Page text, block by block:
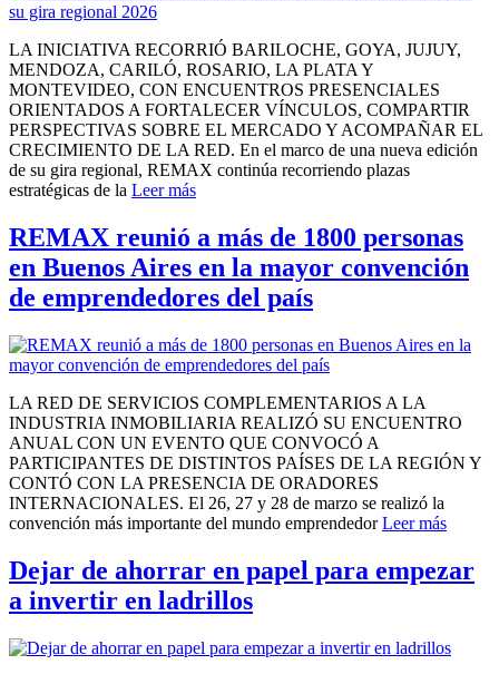
LA INICIATIVA RECORRIÓ BARILOCHE, GOYA, JUJUY,
MENDOZA, CARILÓ, ROSARIO, LA PLATA Y
MONTEVIDEO, CON ENCUENTROS PRESENCIALES
ORIENTADOS A FORTALECER VÍNCULOS, COMPARTIR
PERSPECTIVAS SOBRE EL MERCADO Y ACOMPAÑAR EL
CRECIMIENTO DE LA RED. En el marco de una nueva edición
de su gira regional, REMAX continúa recorriendo plazas
estratégicas de la Leer más
REMAX reunió a más de 1800 personas
en Buenos Aires en la mayor convención
de emprendedores del país
LA RED DE SERVICIOS COMPLEMENTARIOS A LA
INDUSTRIA INMOBILIARIA REALIZÓ SU ENCUENTRO
ANUAL CON UN EVENTO QUE CONVOCÓ A
PARTICIPANTES DE DISTINTOS PAÍSES DE LA REGIÓN Y
CONTÓ CON LA PRESENCIA DE ORADORES
INTERNACIONALES. El 26, 27 y 28 de marzo se realizó la
convención más importante del mundo emprendedorLeer más
Dejar de ahorrar en papel para empezar
a invertir en ladrillos